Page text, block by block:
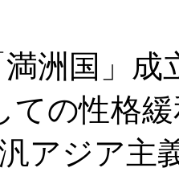
」成立
ての性格
主義の